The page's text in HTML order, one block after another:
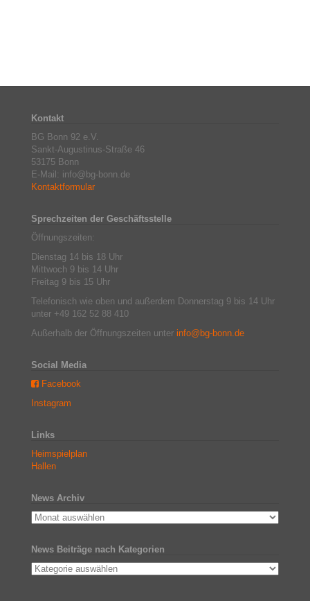
Kontakt
BG Bonn 92 e.V.
Sankt-Augustinus-Straße 46
53175 Bonn
E-Mail: info@bg-bonn.de
Kontaktformular
Sprechzeiten der Geschäftsstelle
Öffnungszeiten:
Dienstag 14 bis 18 Uhr
Mittwoch 9 bis 14 Uhr
Freitag 9 bis 15 Uhr
Telefonisch wie oben und außerdem Donnerstag 9 bis 14 Uhr
unter +49 162 52 88 410
Außerhalb der Öffnungszeiten unter info@bg-bonn.de
Social Media
Facebook
Instagram
Links
Heimspielplan
Hallen
News Archiv
News Beiträge nach Kategorien